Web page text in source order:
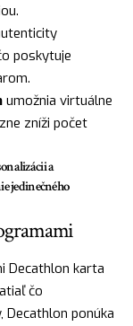
poskytuje
umožnia virtuálne
zníži počet
a
jedinečného
Decathlon karta
čo
Decathlon ponúka